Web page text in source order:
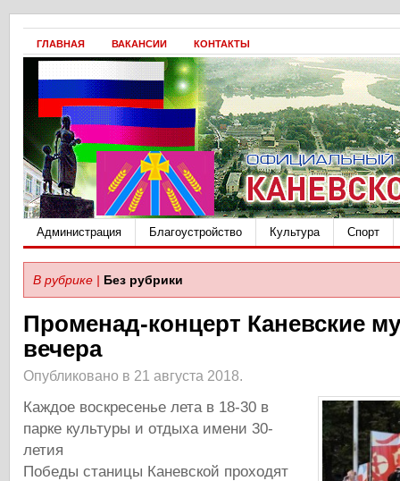
ГЛАВНАЯ ВАКАНСИИ КОНТАКТЫ
Администрация Благоустройство Культура Спорт
В рубрике | Без рубрики
Променад-концерт Каневские
вечера
Опубликовано в 21 августа 2018.
Каждое воскресенье лета в 18-30 в
парке культуры и отдыха имени 30-
летия
Победы станицы Каневской проходят